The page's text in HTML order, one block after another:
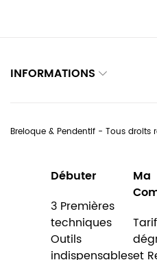
INFORMATIONS
Breloque & Pendentif - Tous droits
Débuter
3 Premières
techniques
Outils
indispensables
Ma
et